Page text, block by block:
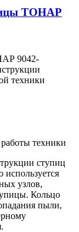
ТОНАР
9042-
техники
техники
ступиц
узлов,
Кольцо
пыли,